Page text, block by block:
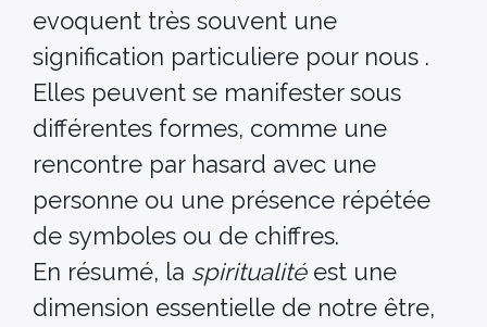
evoquent très souvent une
signification particuliere pour nous .
Elles peuvent se manifester sous
différentes formes, comme une
rencontre par hasard avec une
personne ou une présence répétée
de symboles ou de chiffres.
En résumé, la spiritualitéest une
dimension essentielle de notre être,